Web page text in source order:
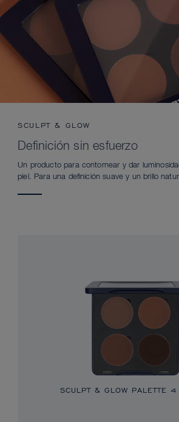
SCULPT & GLOW
Definición sin esfuerzo
Un producto para contornear y dar
piel. Para una definición suave y un brillo
SCULPT & GLOW PALETTE 4